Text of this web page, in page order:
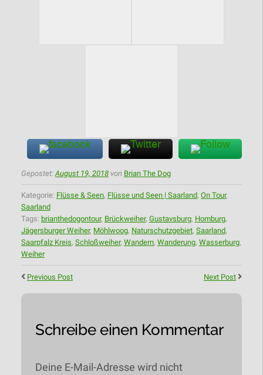
Gepostet:August 19, 2018 von Brian The Dog
Kategorie: Flüsse & Seen, Flüsse und Seen | Saarland, On Tour,
Saarland
Tags: brianthedogontour, Brückweiher, Gustavsburg, Homburg,
Jägersburger Weiher, Möhlwoog, Naturschutzgebiet, Saarland,
Saarpfalz Kreis, Schloßweiher, Wandern, Wanderung, Wasserburg,
Weiher
Previous Post Next Post
Schreibe einen Kommentar
Deine E-Mail-Adresse wird nicht